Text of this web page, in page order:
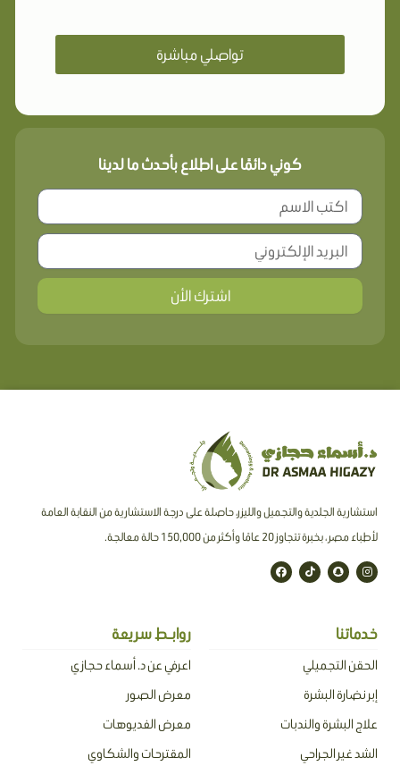
تواصلي مباشرة
كوني دائمًا على اطلاع بأحدث ما لدينا
اشترك الأن
استشارية الجلدية والتجميل والليزر، حاصلة على درجة الاستشارية من النقابة العامة
لأطباء مصر ، بخبرة تتجاوز 20 عامًا وأكثر من 150,000 حالة معالجة.
I
n
s
a
S
n
a
a
t
T
i
k
F
a
c
خدماتنا
الحقن التجميلي
إبر نضارة البشرة
علاج البشرة والندبات
الشد غير الجراحي
روابـط سريعة
اعرفي عن د. أسماء حجازي
معرض الصور
معرض الفديوهات
المقترحات والشكاوي